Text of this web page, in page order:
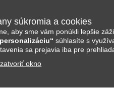
súkromia a cookies
aby sme vám ponúkli lepšie
súhlasíte s
sa prejavia iba pre
okno